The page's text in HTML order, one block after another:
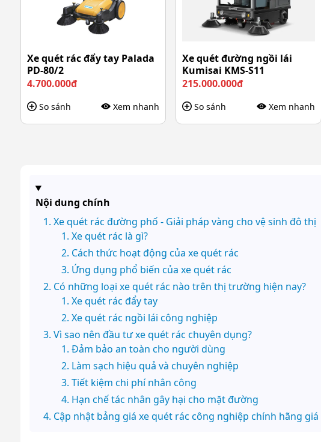
Xe quét rác đẩy tay Palada
PD-80/2
4.700.000đ
So sánh Xem nhanh
Xe quét đường ngồi lái
Kumisai KMS-S11
215.000.000đ
So sánh Xem nhanh
Nội dung chính
Xe quét rác đường phố - Giải pháp vàng cho vệ sinh đô thị
Xe quét rác là gì?
Cách thức hoạt động của xe quét rác
Ứng dụng phổ biến của xe quét rác
Có những loại xe quét rác nào trên thị trường hiện nay?
Xe quét rác đẩy tay
Xe quét rác ngồi lái công nghiệp
Vì sao nên đầu tư xe quét rác chuyên dụng?
Đảm bảo an toàn cho người dùng
Làm sạch hiệu quả và chuyên nghiệp
Tiết kiệm chi phí nhân công
Hạn chế tác nhân gây hại cho mặt đường
Cập nhật bảng giá xe quét rác công nghiệp chính hãng